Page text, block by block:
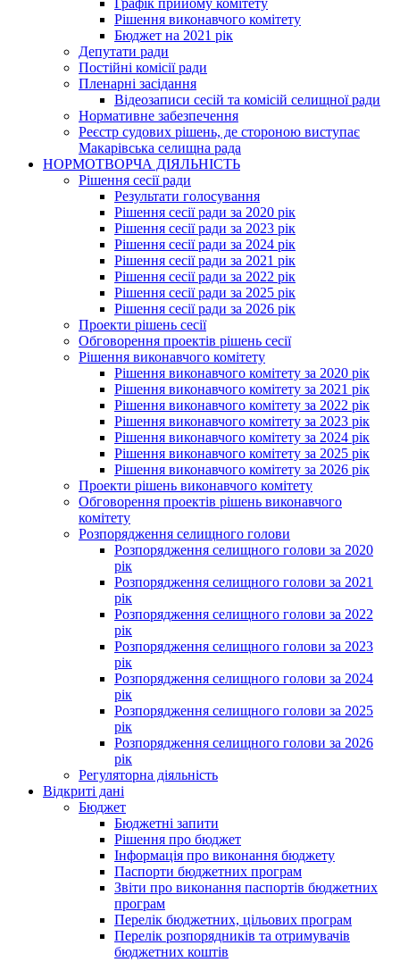
Графік прийому комітету
Рішення виконавчого комітету
Бюджет на 2021 рік
Депутати ради
Постійні комісії ради
Пленарні засідання
Відеозаписи сесій та комісій селищної ради
Нормативне забезпечення
Реєстр судових рішень, де стороною виступає
Макарівська селищна рада
НОРМОТВОРЧА ДІЯЛЬНІСТЬ
Рішення сесії ради
Результати голосування
Рішення сесії ради за 2020 рік
Рішення сесії ради за 2023 рік
Рішення сесії ради за 2024 рік
Рішення сесії ради за 2021 рік
Рішення сесії ради за 2022 рік
Рішення сесії ради за 2025 рік
Рішення сесії ради за 2026 рік
Проекти рішень сесії
Обговорення проектів рішень сесії
Рішення виконавчого комітету
Рішення виконавчого комітету за 2020 рік
Рішення виконавчого комітету за 2021 рік
Рішення виконавчого комітету за 2022 рік
Рішення виконавчого комітету за 2023 рік
Рішення виконавчого комітету за 2024 рік
Рішення виконавчого комітету за 2025 рік
Рішення виконавчого комітету за 2026 рік
Проекти рішень виконавчого комітету
Обговорення проектів рішень виконавчого
комітету
Розпорядження селищного голови
Розпорядження селищного голови за 2020
рік
Розпорядження селищного голови за 2021
рік
Розпорядження селищного голови за 2022
рік
Розпорядження селищного голови за 2023
рік
Розпорядження селищного голови за 2024
рік
Розпорядження селищного голови за 2025
рік
Розпорядження селищного голови за 2026
рік
Регуляторна діяльність
Відкриті дані
Бюджет
Бюджетні запити
Рішення про бюджет
Інформація про виконання бюджету
Паспорти бюджетних програм
Звіти про виконання паспортів бюджетних
програм
Перелік бюджетних, цільових програм
Перелік розпорядників та отримувачів
бюджетних коштів